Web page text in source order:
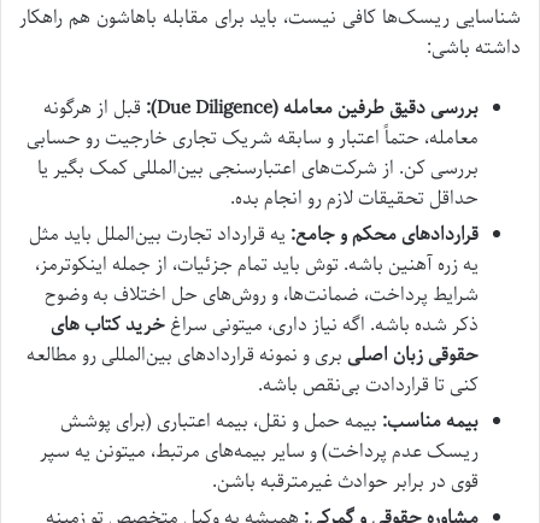
شناسایی ریسک‌ها کافی نیست، باید برای مقابله باهاشون هم راهکار
داشته باشی:
بررسی دقیق طرفین معامله (Due Diligence):
قبل از هرگونه
معامله، حتماً اعتبار و سابقه شریک تجاری خارجیت رو حسابی
بررسی کن. از شرکت‌های اعتبارسنجی بین‌المللی کمک بگیر یا
حداقل تحقیقات لازم رو انجام بده.
قراردادهای محکم و جامع: یه قرارداد تجارت بین‌الملل باید مثل
یه زره آهنین باشه. توش باید تمام جزئیات، از جمله اینکوترمز،
شرایط پرداخت، ضمانت‌ها، و روش‌های حل اختلاف به وضوح
ذکر شده باشه. اگه نیاز داری، میتونی سراغخرید کتاب‌ های
حقوقی زبان اصلیبری و نمونه قراردادهای بین‌المللی رو مطالعه
کنی تا قراردادت بی‌نقص باشه.
بیمه مناسب: بیمه حمل و نقل، بیمه اعتباری (برای پوشش
ریسک عدم پرداخت) و سایر بیمه‌های مرتبط، میتونن یه سپر
قوی در برابر حوادث غیرمترقبه باشن.